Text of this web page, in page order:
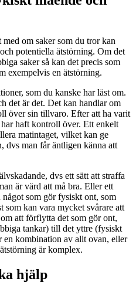
om saker som du tror kan
potentiella ätstörning. Om det
saker så kan det precis som
exempelvis en ätstörning.
som du kanske har läst om.
det är det. Det kan handlar om
över sin tillvaro. Efter att ha varit
haft kontroll över. Ett enkelt
matintaget, vilket kan ge
dvs man får äntligen känna att
dvs ett sätt att straffa
är värd att må bra. Eller ett
som gör fysiskt ont, som
som kan vara mycket svårare att
att förflytta det som gör ont,
tankar) till det yttre (fysiskt
kombination av allt ovan, eller
är komplex.
hjälp